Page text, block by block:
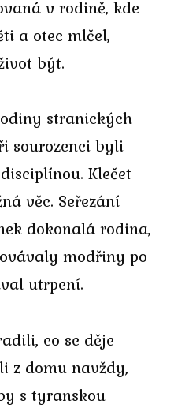
v rodině, kde
a otec mlčel,
být.
stranických
sourozenci byli
Klečet
věc. Seřezání
dokonalá rodina,
modřiny po
utrpení.
co se děje
z domu navždy,
s tyranskou